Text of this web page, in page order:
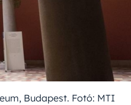
Budapest. Fotó: MTI